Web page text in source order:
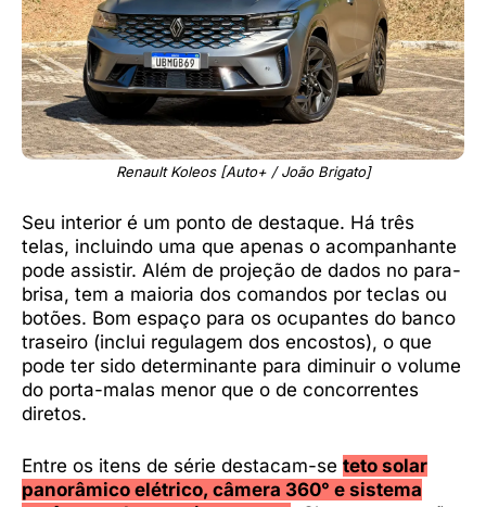
Renault Koleos [Auto+ / João Brigato]
Seu interior é um ponto de destaque. Há três
telas, incluindo uma que apenas o acompanhante
pode assistir. Além de projeção de dados no para-
brisa, tem a maioria dos comandos por teclas ou
botões. Bom espaço para os ocupantes do banco
traseiro (inclui regulagem dos encostos), o que
pode ter sido determinante para diminuir o volume
do porta-malas menor que o de concorrentes
diretos.
Entre os itens de série destacam-se teto solar
panorâmico elétrico, câmera 360° e sistema